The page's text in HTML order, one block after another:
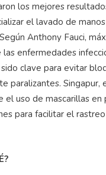
los mejores
el lavado de
Anthony Fauci,
enfermedades
sido clave para evitar
paralizantes. Singapur,
el uso de mascarillas en
para facilitar el